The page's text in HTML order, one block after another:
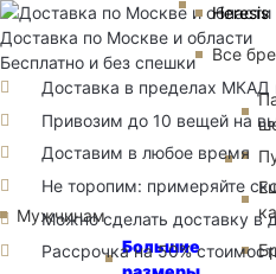
Мужчинам
Heresis
Все
Большие
Доставка по Москве и области
Бесплатно и без спешки
Доставка в пределах МКАД
Привозим до 10 вещей на
Доставим в любое время
Не торопим: примеряйте
Можно сделать доставку в
Рассрочка на 50%